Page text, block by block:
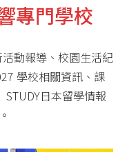
專門學校
動報導、校園生活紀
學校相關資訊、課
日本留學情報
。